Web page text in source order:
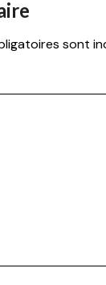
sont